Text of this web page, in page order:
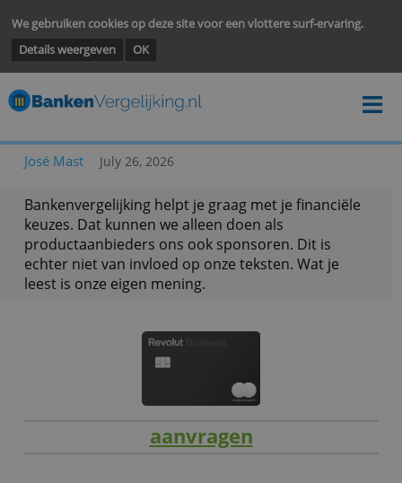
We gebruiken cookies op deze site voor een vlottere surf-
Details weergeven
Bankenvergelijking helpt je graag met je
keuzes. Dat kunnen we alleen doen als
productaanbieders ons ook sponsoren. Dit is
echter niet van invloed op onze teksten. Wat je